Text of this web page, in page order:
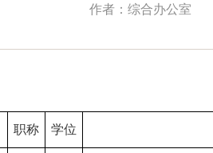
作者：综合办公室
职称 学位